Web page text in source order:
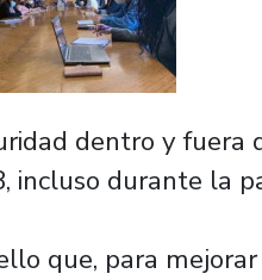
dentro y fuera
incluso durante la
que, para